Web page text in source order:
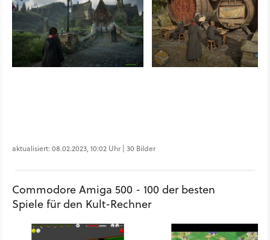
aktualisiert: 08.02.2023, 10:02 Uhr | 30 Bilder
Commodore Amiga 500 - 100 der besten
Spiele für den Kult-Rechner